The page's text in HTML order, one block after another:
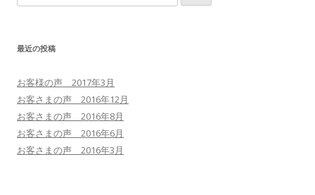
最近の投稿
お客様の声 2017年3月
お客さまの声 2016年12月
お客さまの声 2016年8月
お客さまの声 2016年6月
お客さまの声 2016年3月